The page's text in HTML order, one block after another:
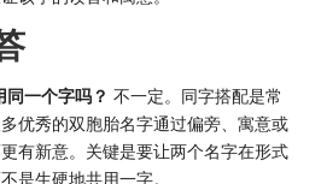
一个字吗？ 不一定。同字搭配是常
优秀的双胞胎名字通过偏旁、寓意或
有新意。关键是要让两个名字在形式
是生硬地共用一字。